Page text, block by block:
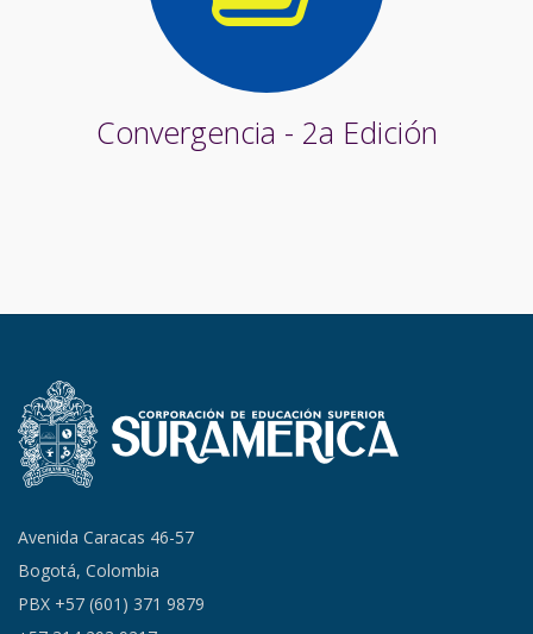
Convergencia - 2a Edición
Avenida Caracas 46-57
Bogotá, Colombia
PBX +57 (601) 371 9879